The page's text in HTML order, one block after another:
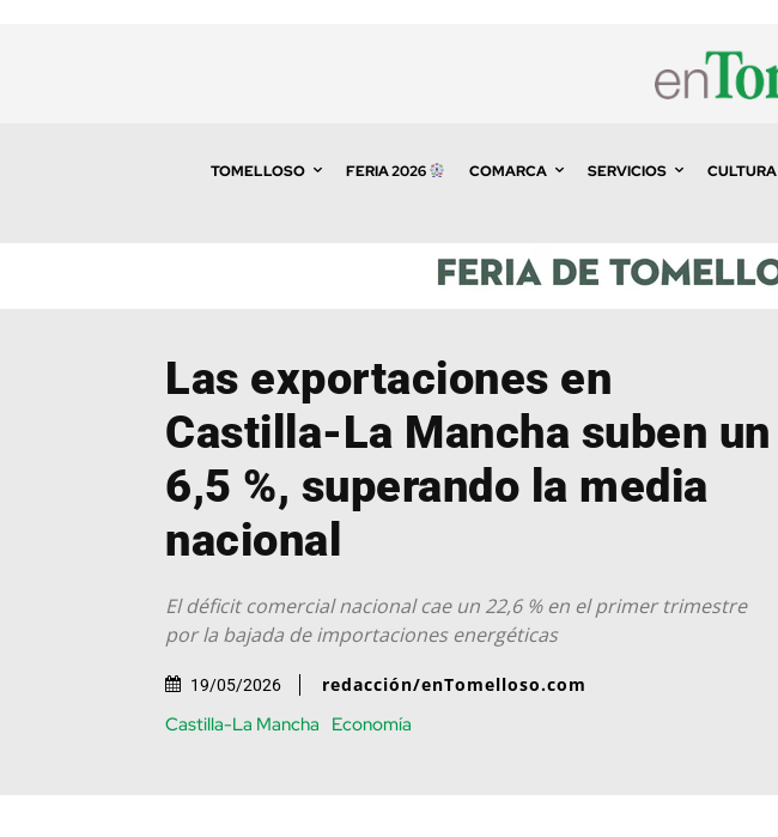
TOMELLOSO FERIA 2026 COMARCA SERVICIOS CULTURA
Las exportaciones en
Castilla-La Mancha suben un
6,5 %, superando la media
nacional
El déficit comercial nacional cae un 22,6 % en el primer trimestre
por la bajada de importaciones energéticas
19/05/2026 redacción/enTomelloso.com
Castilla-La Mancha Economía